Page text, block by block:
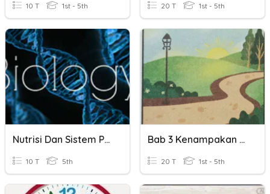
10 T 1st - 5th 20 T 1st - 5th
Nutrisi Dan Sistem Pencernaan Manusia
10 T 5th
Bab 3 Kenampakan Matahari Dan Cuaca (Pagi Hari)
20 T 1st - 5th